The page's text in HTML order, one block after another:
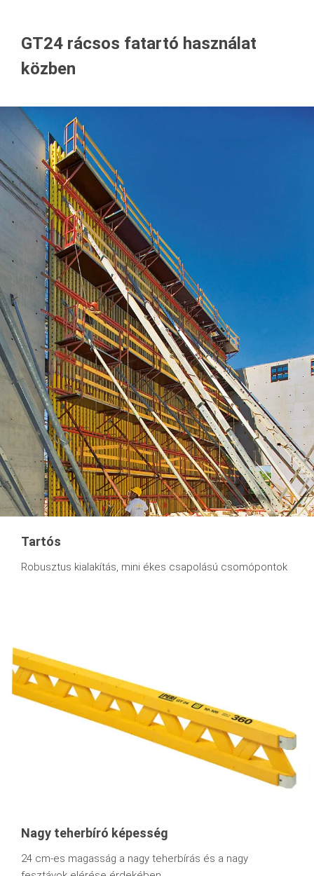
GT24 rácsos fatartó használat
közben
Tartós
Robusztus kialakítás, mini ékes csapolású csomópontok
Nagy teherbíró képesség
24 cm-es magasság a nagy teherbírás és a nagy